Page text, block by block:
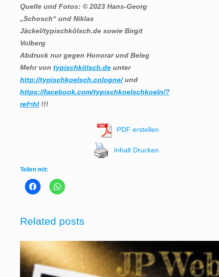
Quelle und Fotos: © 2023 Hans-Georg
„Schosch“ und Niklas
Jäckel/typischkölsch.de sowie Birgit
Volberg
Abdruck nur gegen Honorar und Beleg
Mehr von typischkölsch.de unter
http://typischkoelsch.cologne/und
https://facebook.com/typischkoelschkoeln/?
ref=hl !!!
PDF erstellen
Inhalt Drucken
Teilen mit:
Related posts